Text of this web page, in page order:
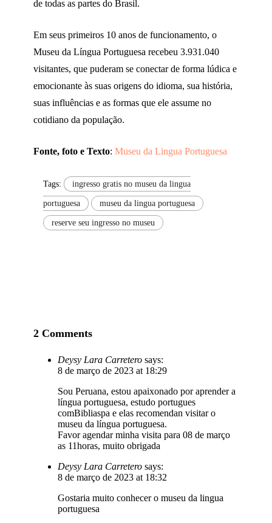
de todas as partes do Brasil.
Em seus primeiros 10 anos de funcionamento, o
Museu da Língua Portuguesa recebeu 3.931.040
visitantes, que puderam se conectar de forma lúdica e
emocionante às suas origens do idioma, sua história,
suas influências e as formas que ele assume no
cotidiano da população.
Fonte, foto e Texto: Museu da Lingua Portuguesa
Tags: ingresso gratis no museu da lingua
portuguesa museu da lingua portuguesa
reserve seu ingresso no museu
2 Comments
Deysy Lara Carretero says:
8 de março de 2023 at 18:29
Sou Peruana, estou apaixonado por aprender a
língua portuguesa, estudo portugues
comBibliaspa e elas recomendan visitar o
museu da língua portuguesa.
Favor agendar minha visita para 08 de março
as 11horas, muito obrigada
Deysy Lara Carretero says:
8 de março de 2023 at 18:32
Gostaria muito conhecer o museu da lingua
portuguesa